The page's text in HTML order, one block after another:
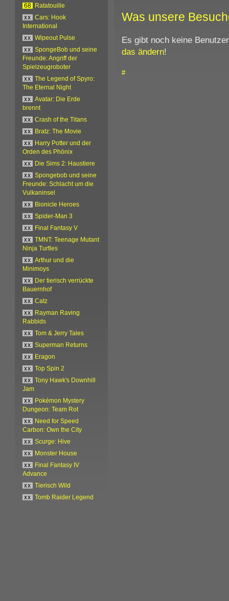
Was unsere
Es gibt noch keine
das ändern!
#
68
Ratatouille
xx
Cars: Hook
International
xx
Wipeout Pulse
xx
SpongeBob und seine
Freunde: Angriff der
Spielzeugroboter
xx
The Legend of Spyro:
The Eternal Night
xx
Avatar: Die Erde
brennt
xx
Crash of the Titans
xx
Bratz: The Movie
xx
Harry Potter und der
Orden des Phönix
xx
Die Sims 2: Haustiere
xx
Spongebob und seine
Freunde: Schlacht um die
Vulkaninsel
xx
Bionicle Heroes
xx
Spider-Man 3
xx
Final Fantasy V
xx
TMNT: Teenage Mutant
Ninja Turtles
xx
Arthur und die
Minimoys
xx
Der tierisch verrückte
Bauernhof
xx
Catz
xx
Rayman Raving
Rabbids
xx
Tom & Jerry Tales
xx
Superman Returns
xx
Eragon
xx
Top Spin 2
xx
Tony Hawk's Downhill
Jam
xx
Pokémon Mystery
Dungeon: Team Rot
xx
Need for Speed
Carbon: Own the City
xx
Scurge: Hive
xx
Monster House
xx
Final Fantasy IV
Advance
xx
Tierisch Wild
xx
Tomb Raider Legend